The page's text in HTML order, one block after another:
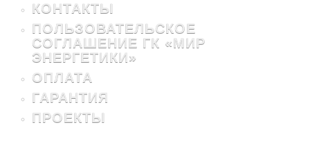
КОНТАКТЫ
ПОЛЬЗОВАТЕЛЬСКОЕ
СОГЛАШЕНИЕ ГК «МИР
ЭНЕРГЕТИКИ»
ОПЛАТА
ГАРАНТИЯ
ПРОЕКТЫ